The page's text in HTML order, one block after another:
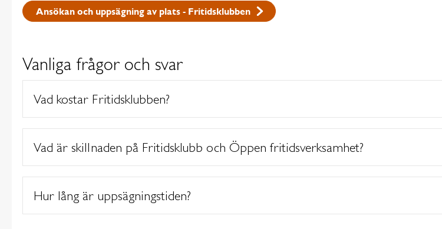
Ansökan och uppsägning av plats - Fritidsklubben
Vanliga frågor och svar
Vad kostar Fritidsklubben?
Vad är skillnaden på Fritidsklubb och Öppen fritidsverksamhet?
Hur lång är uppsägningstiden?